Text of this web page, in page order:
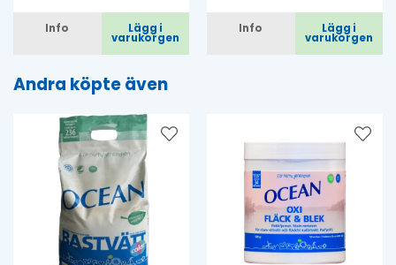
Info Lägg i
varukorgen
Info Lägg i
varukorgen
Andra köpte även